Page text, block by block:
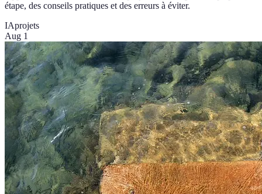
étape, des conseils pratiques et des erreurs à éviter.
IAprojets
Aug 1